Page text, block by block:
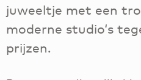
juweeltje met een
moderne studio‘s
prijzen.